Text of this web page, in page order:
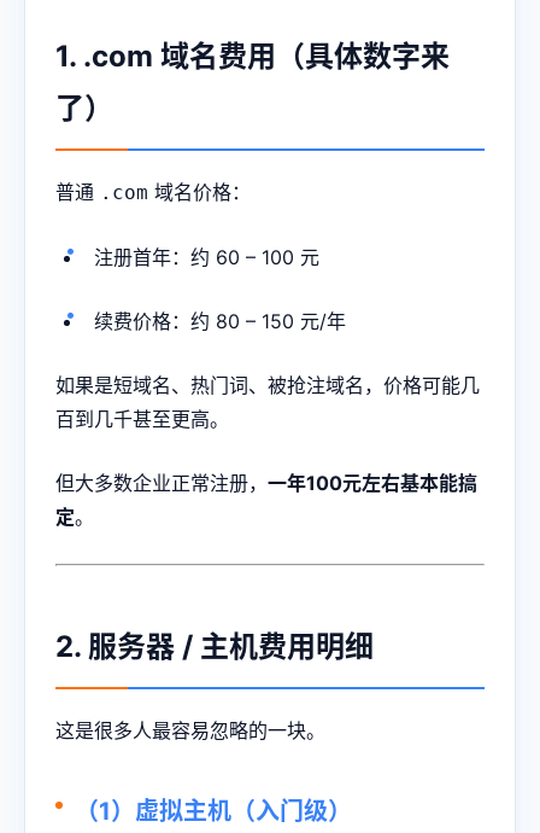
1. .com 域名费用（具体数字来
了）
普通 .com 域名价格：
注册首年：约 60 – 100 元
续费价格：约 80 – 150 元/年
如果是短域名、热门词、被抢注域名，价格可能几
百到几千甚至更高。
但大多数企业正常注册， 一年100元左右基本能搞
定。
2. 服务器 / 主机费用明细
这是很多人最容易忽略的一块。
（1）虚拟主机（入门级）